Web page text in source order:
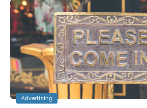
Advertising